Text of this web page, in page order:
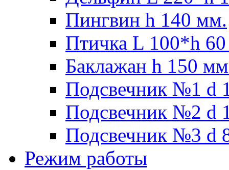
Пингвин h 140 мм.
Птичка L 100*h
Баклажан h 150
Подсвечник №1 d
Подсвечник №2 d
Подсвечник №3 d
Режим работы